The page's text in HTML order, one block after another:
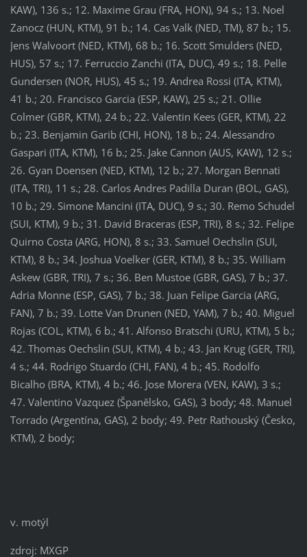
KAW), 136 s.; 12. Maxime Grau (FRA, HON), 94 s.; 13. Noel
Zanocz (HUN, KTM), 91 b.; 14. Cas Valk (NED, TM), 87 b.; 15.
Jens Walvoort (NED, KTM), 68 b.; 16. Scott Smulders (NED,
HUS), 57 s.; 17. Ferruccio Zanchi (ITA, DUC), 49 s.; 18. Pelle
Gundersen (NOR, HUS), 45 s.; 19. Andrea Rossi (ITA, KTM),
41 b.; 20. Francisco Garcia (ESP, KAW), 25 s.; 21. Ollie
Colmer (GBR, KTM), 24 b.; 22. Valentin Kees (GER, KTM), 22
b.; 23. Benjamin Garib (CHI, HON), 18 b.; 24. Alessandro
Gaspari (ITA, KTM), 16 b.; 25. Jake Cannon (AUS, KAW), 12 s.;
26. Gyan Doensen (NED, KTM), 12 b.; 27. Morgan Bennati
(ITA, TRI), 11 s.; 28. Carlos Andres Padilla Duran (BOL, GAS),
10 b.; 29. Simone Mancini (ITA, DUC), 9 s.; 30. Remo Schudel
(SUI, KTM), 9 b.; 31. David Braceras (ESP, TRI), 8 s.; 32. Felipe
Quirno Costa (ARG, HON), 8 s.; 33. Samuel Oechslin (SUI,
KTM), 8 b.; 34. Joshua Voelker (GER, KTM), 8 b.; 35. William
Askew (GBR, TRI), 7 s.; 36. Ben Mustoe (GBR, GAS), 7 b.; 37.
Adria Monne (ESP, GAS), 7 b.; 38. Juan Felipe Garcia (ARG,
FAN), 7 b.; 39. Lotte Van Drunen (NED, YAM), 7 b.; 40. Miguel
Rojas (COL, KTM), 6 b.; 41. Alfonso Bratschi (URU, KTM), 5 b.;
42. Thomas Oechslin (SUI, KTM), 4 b.; 43. Jan Krug (GER, TRI),
4 s.; 44. Rodrigo Stuardo (CHI, FAN), 4 b.; 45. Rodolfo
Bicalho (BRA, KTM), 4 b.; 46. ​​Jose Morera (VEN, KAW), 3 s.;
47. Valentino Vazquez (Španělsko, GAS), 3 body; 48. Manuel
Torrado (Argentína, GAS), 2 body; 49. Petr Rathouský (Česko,
KTM), 2 body;
v. motýl
zdroj: MXGP